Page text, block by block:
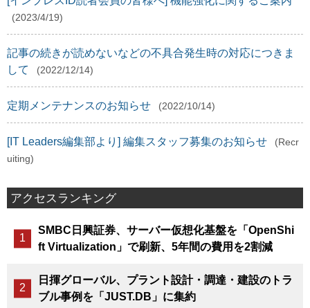
(2023/4/19)
記事の続きが読めないなどの不具合発生時の対応につきま
して
(2022/12/14)
定期メンテナンスのお知らせ (2022/10/14)
[IT Leaders編集部より] 編集スタッフ募集のお知らせ
(Recr
uiting)
アクセスランキング
SMBC日興証券、サーバー仮想化基盤を「OpenShi
ft Virtualization」で刷新、5年間の費用を2割減
日揮グローバル、プラント設計・調達・建設のトラ
ブル事例を「JUST.DB」に集約